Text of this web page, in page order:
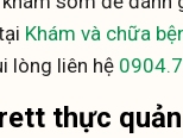
Khám và chữa
lòng liên hệ
thực quản